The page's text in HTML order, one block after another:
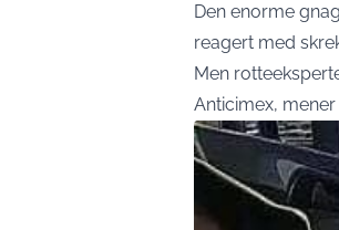
Den enorme
reagert med
Men
Anticimex,